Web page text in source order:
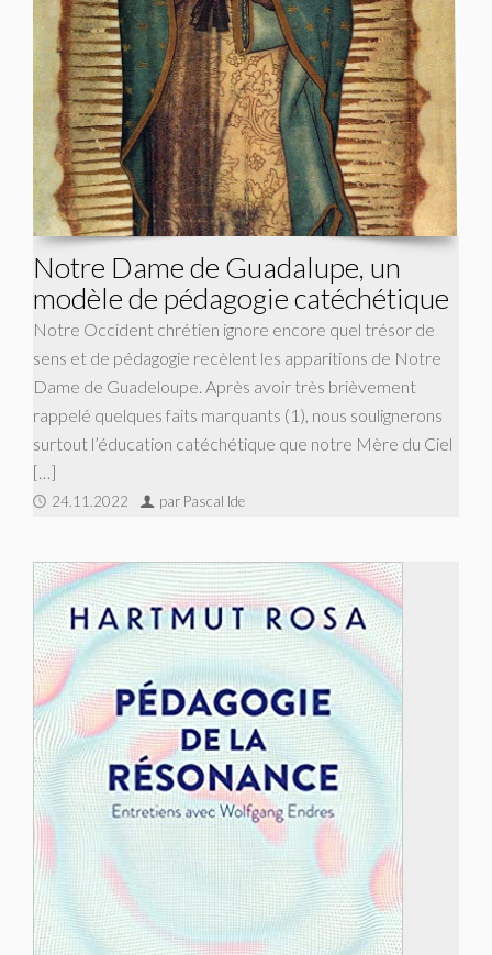
Notre Dame de Guadalupe, un
modèle de pédagogie catéchétique
Notre Occident chrétien ignore encore quel trésor de
sens et de pédagogie recèlent les apparitions de Notre
Dame de Guadeloupe. Après avoir très brièvement
rappelé quelques faits marquants (1), nous soulignerons
surtout l’éducation catéchétique que notre Mère du Ciel
[…]
24.11.2022 par Pascal Ide